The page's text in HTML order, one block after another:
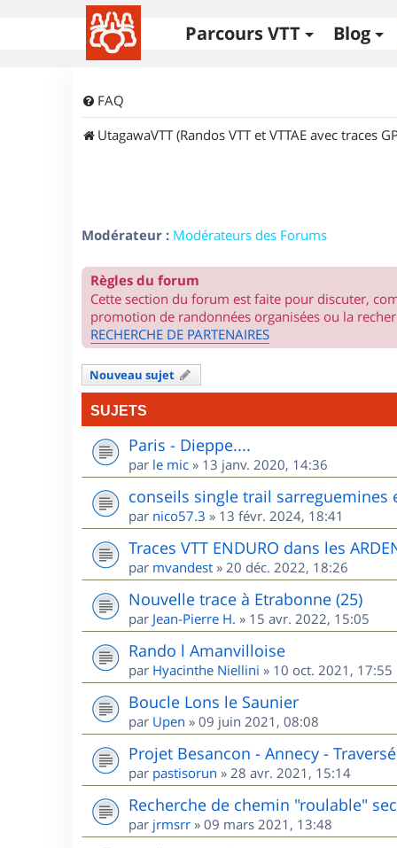
Parcours VTT Blog
FAQ
UtagawaVTT (Randos VTT et VTTAE avec traces
Modérateur : Modérateurs des Forums
Règles du forum
Cette section du forum est faite pour discuter,
promotion de randonnées organisées ou la
RECHERCHE DE PARTENAIRES
Nouveau sujet
SUJETS
Paris - Dieppe....
par le mic » 13 janv. 2020, 14:36
conseils single trail sarreguemines
par nico57.3 » 13 févr. 2024, 18:41
Traces VTT ENDURO dans les
par mvandest » 20 déc. 2022, 18:26
Nouvelle trace à Etrabonne (25)
par Jean-Pierre H. » 15 avr. 2022, 15:05
Rando l Amanvilloise
par Hyacinthe Niellini » 10 oct. 2021, 17:55
Boucle Lons le Saunier
par Upen » 09 juin 2021, 08:08
Projet Besancon - Annecy -
par pastisorun » 28 avr. 2021, 15:14
Recherche de chemin "roulable"
par jrmsrr » 09 mars 2021, 13:48